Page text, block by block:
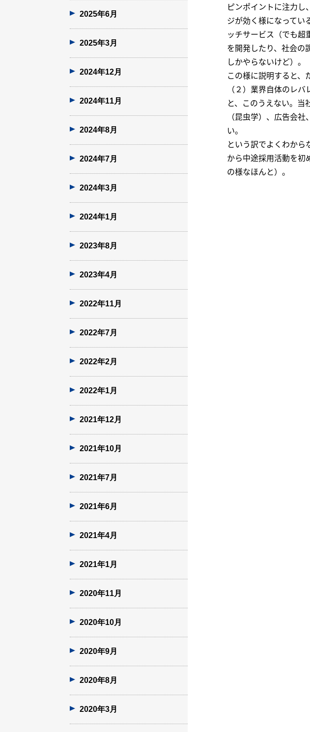
ピンポイントに注力
ジが効く様になってい
ッチサービス（でも
を開発したり、社会の
しかやらないけど）。
この様に説明すると、
（２）業界自体のレ
と、このうえない。
（昆虫学）、広告会
い。
という訳でよくわか
から中途採用活動を初
の様なほんと）。
2025年6月
2025年3月
2024年12月
2024年11月
2024年8月
2024年7月
2024年3月
2024年1月
2023年8月
2023年4月
2022年11月
2022年7月
2022年2月
2022年1月
2021年12月
2021年10月
2021年7月
2021年6月
2021年4月
2021年1月
2020年11月
2020年10月
2020年9月
2020年8月
2020年3月